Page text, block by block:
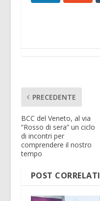
PRECEDENTE
BCC del Veneto, al via
“Rosso di sera” un ciclo
di incontri per
comprendere il nostro
tempo
POST CORRELATI